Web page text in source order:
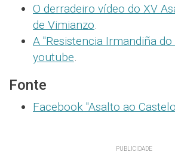
O derradeiro vídeo do XV
de Vimianzo.
A "Resistencia Irmandiña
youtube.
Fonte
Facebook "Asalto ao